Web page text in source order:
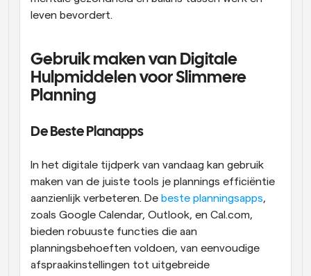
leven bevordert.
Gebruik maken van Digitale
Hulpmiddelen voor Slimmere
Planning
De Beste Planapps
In het digitale tijdperk van vandaag kan gebruik
maken van de juiste tools je plannings efficiëntie
aanzienlijk verbeteren. De beste planningsapps,
zoals Google Calendar, Outlook, en Cal.com,
bieden robuuste functies die aan
planningsbehoeften voldoen, van eenvoudige
afspraakinstellingen tot uitgebreide